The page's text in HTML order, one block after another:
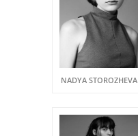
NADYA STOROZHEVA